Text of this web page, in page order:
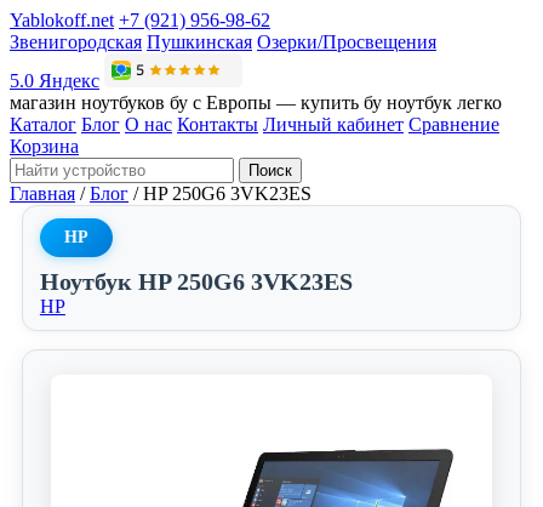
Yablokoff.net +7 (921) 956-98-62
Звенигородская Пушкинская Озерки/Просвещения
5.0 Яндекс
магазин ноутбуков бу с Европы — купить бу ноутбук легко
Каталог Блог О нас Контакты Личный кабинет Сравнение
Корзина
Поиск
Главная / Блог / HP 250G6 3VK23ES
HP
Ноутбук HP 250G6 3VK23ES
HP